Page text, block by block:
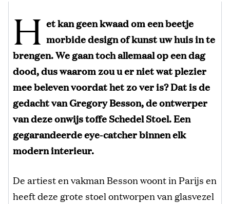
H et kan geen kwaad om een beetje
morbide design of kunst uw huis in te
brengen. We gaan toch allemaal op een dag
dood, dus waarom zou u er niet wat plezier
mee beleven voordat het zo ver is? Dat is de
gedacht van Gregory Besson, de ontwerper
van deze onwijs toffe Schedel Stoel. Een
gegarandeerde eye-catcher binnen elk
modern interieur.
De artiest en vakman Besson woont in Parijs en
heeft deze grote stoel ontworpen van glasvezel